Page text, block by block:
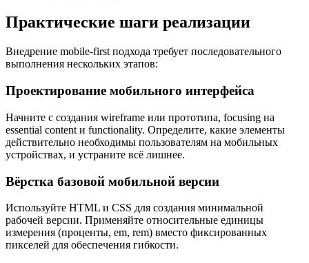
Практические шаги реализации
Внедрение mobile-first подхода требует последовательного
выполнения нескольких этапов:
Проектирование мобильного интерфейса
Начните с создания wireframe или прототипа, focusing на
essential content и functionality. Определите, какие элементы
действительно необходимы пользователям на мобильных
устройствах, и устраните всё лишнее.
Вёрстка базовой мобильной версии
Используйте HTML и CSS для создания минимальной
рабочей версии. Применяйте относительные единицы
измерения (проценты, em, rem) вместо фиксированных
пикселей для обеспечения гибкости.